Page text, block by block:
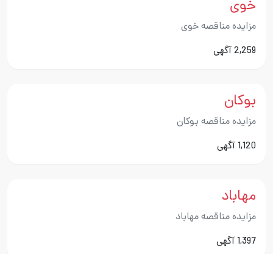
خوی
مزایده مناقصه خوی
2,259 آگهی
بوکان
مزایده مناقصه بوکان
1,120 آگهی
مهاباد
مزایده مناقصه مهاباد
1,397 آگهی